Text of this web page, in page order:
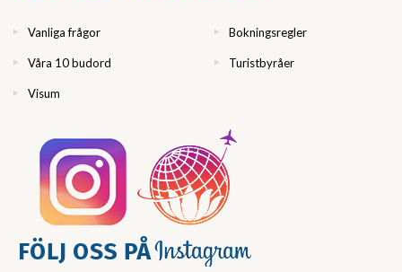
Vanliga frågor Bokningsregler
Våra 10 budord Turistbyråer
Visum